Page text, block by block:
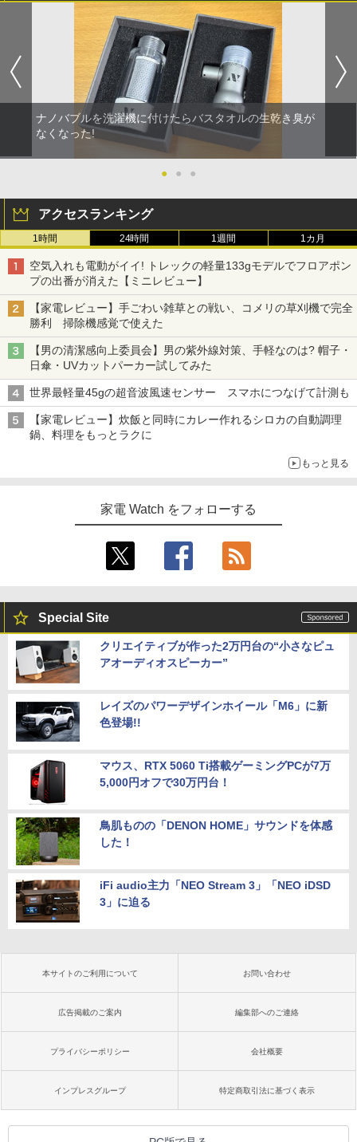
ナノバブルを洗濯機に付けたらバスタオルの生乾き臭が
なくなった!
● ● ●
アクセスランキング
1時間 24時間 1週間 1カ月
空気入れも電動がイイ! トレックの軽量133gモデルでフロアポン
プの出番が消えた【ミニレビュー】
【家電レビュー】手ごわい雑草との戦い、コメリの草刈機で完全
勝利 掃除機感覚で使えた
【男の清潔感向上委員会】男の紫外線対策、手軽なのは? 帽子・
日傘・UVカットパーカー試してみた
世界最軽量45gの超音波風速センサー スマホにつなげて計測も
【家電レビュー】炊飯と同時にカレー作れるシロカの自動調理
鍋、料理をもっとラクに
もっと見る
家電 Watch をフォローする
Special Site
クリエイティブが作った2万円台の“小さなピュ
アオーディオスピーカー”
レイズのパワーデザインホイール「M6」に新
色登場!!
マウス、RTX 5060 Ti搭載ゲーミングPCが7万
5,000円オフで30万円台！
鳥肌ものの「DENON HOME」サウンドを体感
した！
iFi audio主力「NEO Stream 3」「NEO iDSD
3」に迫る
本サイトのご利用について お問い合わせ
広告掲載のご案内 編集部へのご連絡
プライバシーポリシー 会社概要
インプレスグループ 特定商取引法に基づく表示